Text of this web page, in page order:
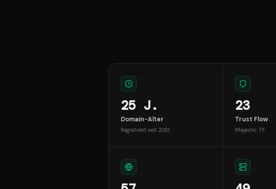
25 J.
Domain-Alter
Registriert seit 2001
23
Trust Flow
Majestic TF